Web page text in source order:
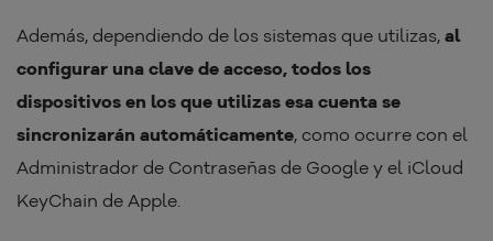
Además, dependiendo de los sistemas que utilizas, al
configurar una clave de acceso, todos los
dispositivos en los que utilizas esa cuenta se
sincronizarán automáticamente, como ocurre con el
Administrador de Contraseñas de Google y el iCloud
KeyChain de Apple.